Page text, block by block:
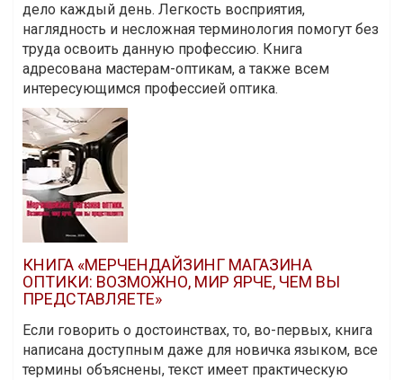
дело каждый день. Легкость восприятия,
наглядность и несложная терминология помогут без
труда освоить данную профессию. Книга
адресована мастерам-оптикам, а также всем
интересующимся профессией оптика.
КНИГА «МЕРЧЕНДАЙЗИНГ МАГАЗИНА
ОПТИКИ: ВОЗМОЖНО, МИР ЯРЧЕ, ЧЕМ ВЫ
ПРЕДСТАВЛЯЕТЕ»
Если говорить о достоинствах, то, во-первых, книга
написана доступным даже для новичка языком, все
термины объяснены, текст имеет практическую